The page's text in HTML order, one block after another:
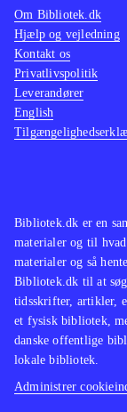
Bibliotek.dk er en
materialer og til
materialer og så
Bibliotek.dk til at
tidsskrifter, artikler,
et fysisk bibliotek,
danske offentlige
lokale bibliotek.
Administrer
Om Bibliotek.dk
Hjælp og vejledning
Kontakt os
Privatlivspolitik
Leverandører
English